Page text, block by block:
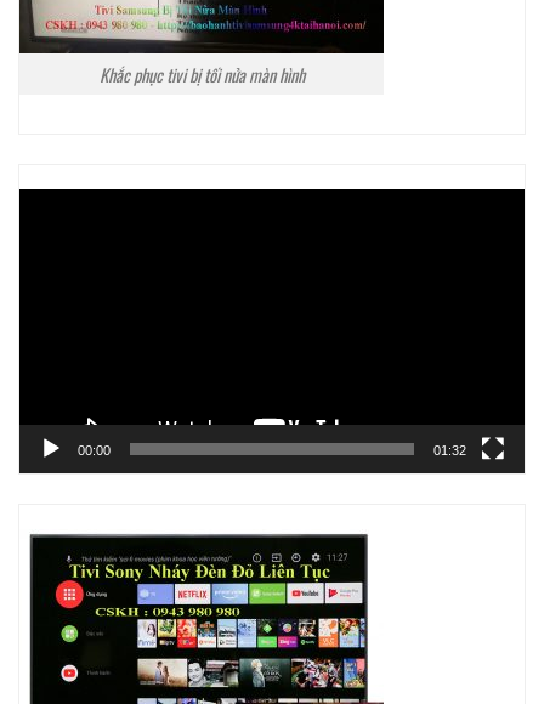
Khắc phục tivi bị tối nửa màn hình
00:00 01:32